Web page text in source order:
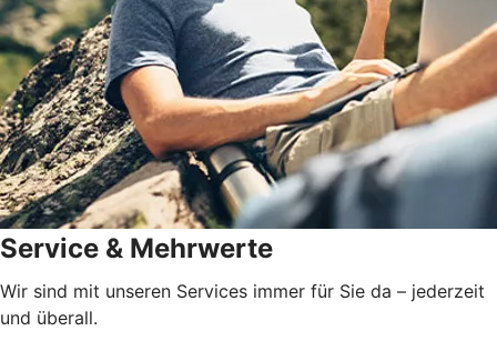
Service & Mehrwerte
Wir sind mit unseren Services immer für Sie da – jederzeit
und überall.